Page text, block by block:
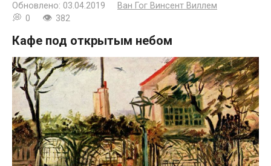
Обновлено: 03.04.2019
Ван Гог Винсент Виллем
0
382
Кафе под открытым небом